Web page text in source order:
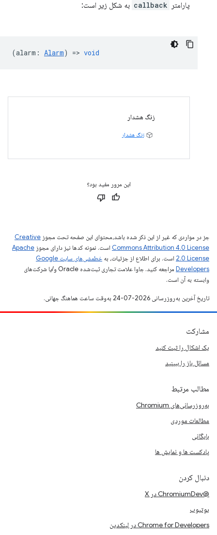
پارامتر callback به شکل زیر است:
(alarm : Alarm) => void
زنگ هشدار
زنگ هشدار
این مرور مفید بود؟
جز در مواردی که غیر از این ذکر شده باشد،‌محتوای این صفحه تحت مجوز Creative
Commons Attribution 4.0 License است. نمونه کدها نیز دارای مجوز Apache
2.0 License است. برای اطلاع از جزئیات، به
خطمشی‌های سایت Google
Developers‏
مراجعه کنید. جاوا علامت تجاری ثبت‌شده Oracle و/یا شرکت‌های
وابسته به آن است.
تاریخ آخرین به‌روزرسانی 2026-07-24 به‌وقت ساعت هماهنگ جهانی.
مشارکت
یک اشکال را ثبت کنید
مسائل باز را ببینید
مطالب مرتبط
به‌روزرسانی‌های Chromium
مطالعات موردی
بایگانی
پادکست ها و نمایش ها
دنبال کردن
@ChromiumDev در X
یوتیوب
Chrome for Developers در لینکدین